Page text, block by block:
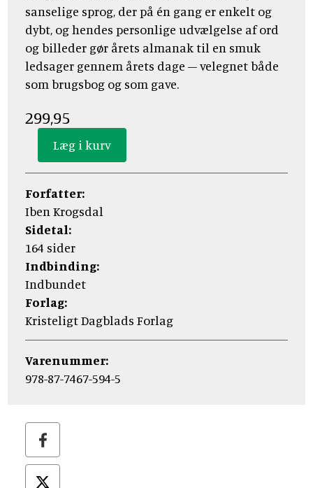
sanselige sprog, der på én gang er enkelt og
dybt, og hendes personlige udvælgelse af ord
og billeder gør årets almanak til en smuk
ledsager gennem årets dage – velegnet både
som brugsbog og som gave.
299,95
Forfatter:
Iben Krogsdal
Sidetal:
164 sider
Indbinding:
Indbundet
Forlag:
Kristeligt Dagblads Forlag
Varenummer:
978-87-7467-594-5